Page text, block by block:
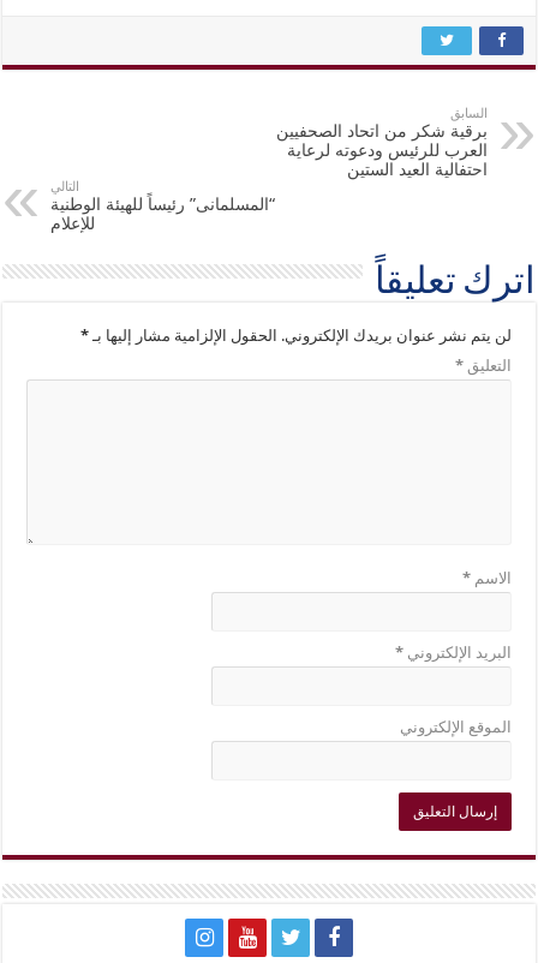
السابق
برقية شكر من اتحاد الصحفيين
العرب للرئيس ودعوته لرعاية
احتفالية العيد الستين
التالي
“المسلمانى” رئيساً للهيئة الوطنية
للإعلام
اترك تعليقاً
لن يتم نشر عنوان بريدك الإلكتروني. الحقول الإلزامية مشار إليها بـ*
التعليق*
الاسم*
البريد الإلكتروني*
الموقع الإلكتروني